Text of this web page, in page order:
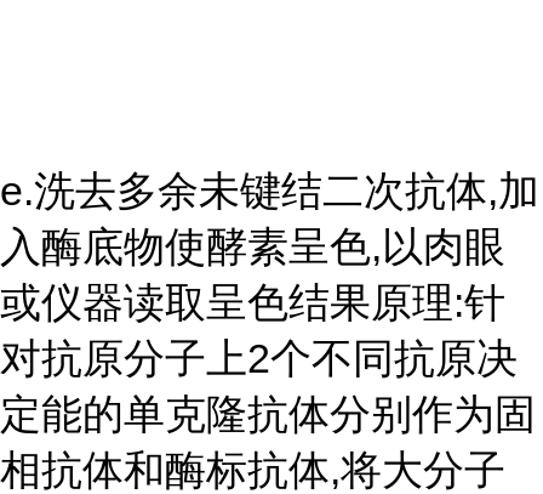
e.洗去多余未键结二次抗体,加
入酶底物使酵素呈色,以肉眼
或仪器读取呈色结果原理:针
对抗原分子上2个不同抗原决
定能的单克隆抗体分别作为固
相抗体和酶标抗体,将大分子